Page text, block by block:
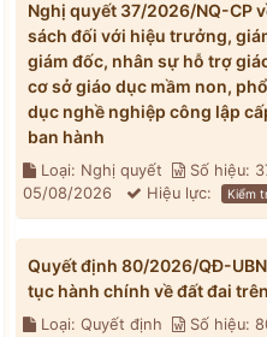
Nghị quyết 37/2026/NQ-CP
sách đối với hiệu trưởng,
giám đốc, nhân sự hỗ trợ
cơ sở giáo dục mầm non,
dục nghề nghiệp công lập
ban hành
Loại: Nghị quyết Số hiệu:
05/08/2026
Hiệu lực: Kiểm
Quyết định 80/2026/QĐ-
tục hành chính về đất đai
Loại: Quyết định Số hiệu: